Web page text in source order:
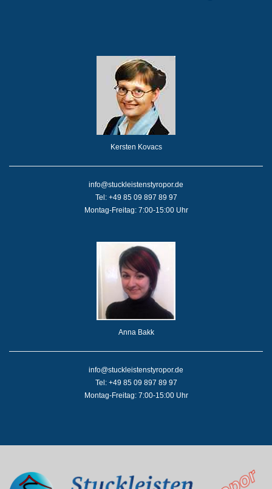
Kersten Kovacs
info@stuckleistenstyropor.de
Tel: +49 85 09 897 89 97
Montag-Freitag: 7:00-15:00 Uhr
Anna Bakk
info@stuckleistenstyropor.de
Tel: +49 85 09 897 89 97
Montag-Freitag: 7:00-15:00 Uhr